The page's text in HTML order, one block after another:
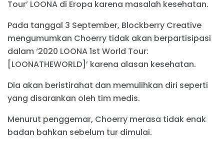
Tour’ LOONA di Eropa karena masalah kesehatan.
Pada tanggal 3 September, Blockberry Creative
mengumumkan Choerry tidak akan berpartisipasi
dalam ‘2020 LOONA 1st World Tour:
[LOONATHEWORLD]’ karena alasan kesehatan.
Dia akan beristirahat dan memulihkan diri seperti
yang disarankan oleh tim medis.
Menurut penggemar, Choerry merasa tidak enak
badan bahkan sebelum tur dimulai.